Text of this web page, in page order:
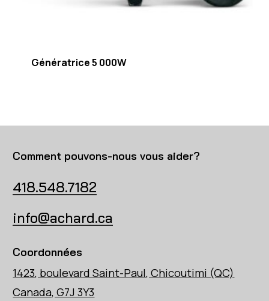
Génératrice 5 000W
Comment pouvons-nous vous aider?
418.548.7182
info@achard.ca
Coordonnées
1423, boulevard Saint-Paul, Chicoutimi (QC)
Canada, G7J 3Y3